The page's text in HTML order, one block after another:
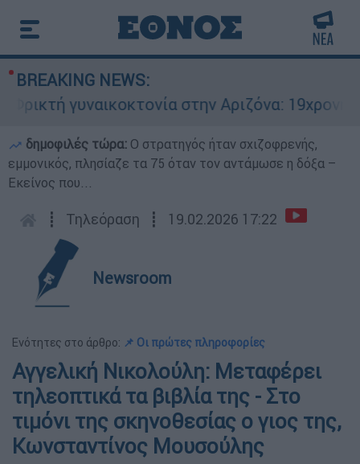
BREAKING NEWS:
γυναικοκτονία στην Αριζόνα: 19χρονη
δημοφιλές τώρα: O στρατηγός ήταν σχιζοφρενής,
εμμονικός, πλησίαζε τα 75 όταν τον αντάμωσε η δόξα –
Εκείνος που...
┋ Τηλεόραση ┋ 19.02.2026 17:22
Newsroom
Ενότητες στο άρθρο: 📌 Οι πρώτες πληροφορίες
Αγγελική Νικολούλη: Μεταφέρει
τηλεοπτικά τα βιβλία της - Στο
τιμόνι της σκηνοθεσίας ο γιος της,
Κωνσταντίνος Μουσούλης